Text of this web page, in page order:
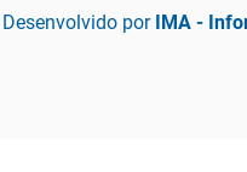
Desenvolvido por IMA -